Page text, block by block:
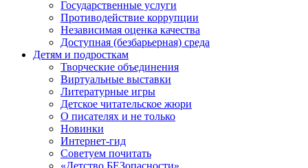
Государственные услуги
Противодействие коррупции
Независимая оценка качества
Доступная (безбарьерная) среда
Детям и подросткам
Творческие объединения
Виртуальные выставки
Литературные игры
Детское читательское жюри
О писателях и не только
Новинки
Интернет-гид
Советуем почитать
«Детство БЕЗопасности»